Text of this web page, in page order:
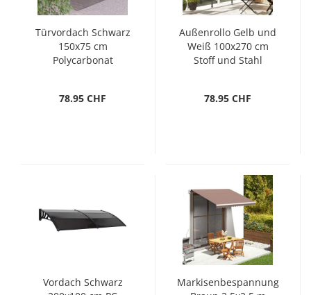
Türvordach Schwarz
150x75 cm
Polycarbonat
78.95 CHF
Außenrollo Gelb und
Weiß 100x270 cm
Stoff und Stahl
78.95 CHF
Vordach Schwarz
Markisenbespannung